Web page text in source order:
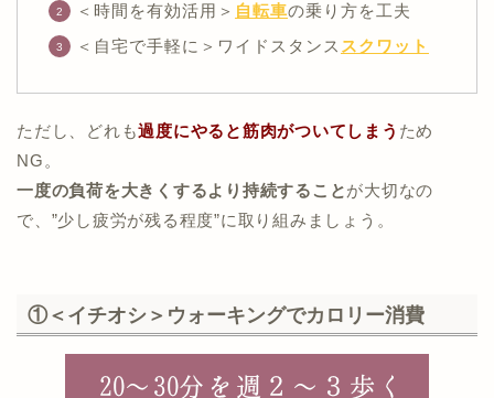
＜時間を有効活用＞ 自転車の乗り方を工夫
＜自宅で手軽に＞ワイドスタンス スクワット
ただし、どれも過度にやると筋肉がついてしまう ため
NG。
一度の負荷を大きくするより持続することが大切なの
で、”少し疲労が残る程度”に取り組みましょう。
①＜イチオシ＞ウォーキングでカロリー消費